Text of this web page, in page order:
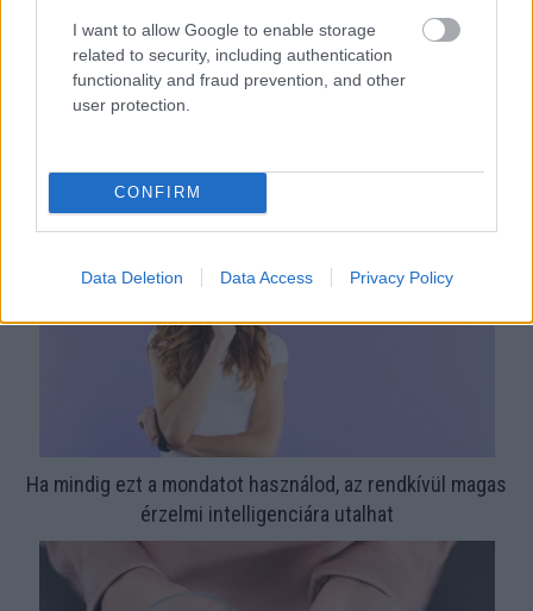
I want to allow Google to enable storage
related to security, including authentication
functionality and fraud prevention, and other
user protection.
CONFIRM
Data Deletion Data Access Privacy Policy
csillogó a vízköves csap
Ha mindig ezt a mondatot használod, az rendkívül magas
érzelmi intelligenciára utalhat